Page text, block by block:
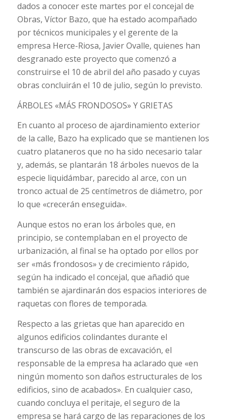
dados a conocer este martes por el concejal de
Obras, Víctor Bazo, que ha estado acompañado
por técnicos municipales y el gerente de la
empresa Herce-Riosa, Javier Ovalle, quienes han
desgranado este proyecto que comenzó a
construirse el 10 de abril del año pasado y cuyas
obras concluirán el 10 de julio, según lo previsto.
ÁRBOLES «MÁS FRONDOSOS» Y GRIETAS
En cuanto al proceso de ajardinamiento exterior
de la calle, Bazo ha explicado que se mantienen los
cuatro plataneros que no ha sido necesario talar
y, además, se plantarán 18 árboles nuevos de la
especie liquidámbar, parecido al arce, con un
tronco actual de 25 centímetros de diámetro, por
lo que «crecerán enseguida».
Aunque estos no eran los árboles que, en
principio, se contemplaban en el proyecto de
urbanización, al final se ha optado por ellos por
ser «más frondosos» y de crecimiento rápido,
según ha indicado el concejal, que añadió que
también se ajardinarán dos espacios interiores de
raquetas con flores de temporada.
Respecto a las grietas que han aparecido en
algunos edificios colindantes durante el
transcurso de las obras de excavación, el
responsable de la empresa ha aclarado que «en
ningún momento son daños estructurales de los
edificios, sino de acabados». En cualquier caso,
cuando concluya el peritaje, el seguro de la
empresa se hará cargo de las reparaciones de los